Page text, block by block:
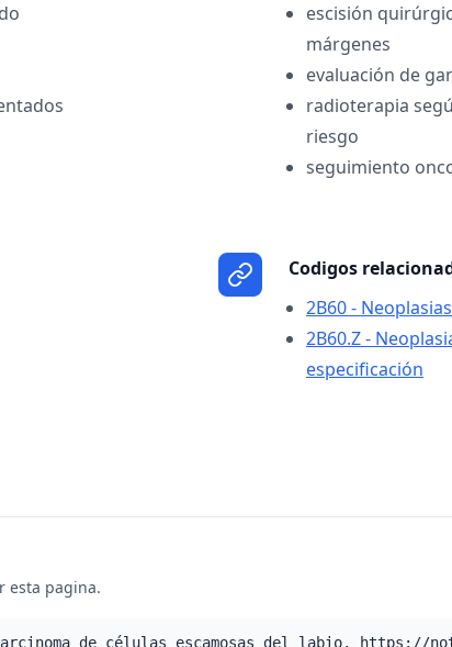
escisión
márgenes
evaluación de
radioterapia
riesgo
seguimiento
Codigos
2B60 -
2B60.Z -
especificación
esta pagina.
de células escamosas del labio. https://